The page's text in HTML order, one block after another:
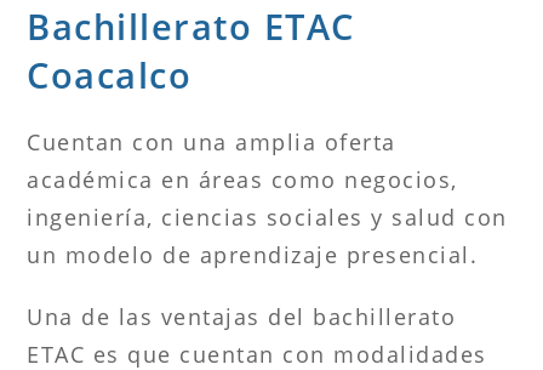
Bachillerato ETAC
Coacalco
Cuentan con una amplia oferta
académica en áreas como negocios,
ingeniería, ciencias sociales y salud con
un modelo de aprendizaje presencial.
Una de las ventajas del bachillerato
ETAC es que cuentan con modalidades